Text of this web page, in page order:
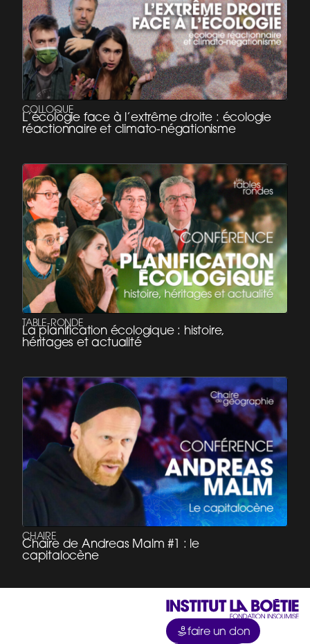
COLLOQUE
L’écologie face à l’extrême droite : écologie
réactionnaire et climato-négationisme
TABLE-RONDE
La planification écologique : histoire,
héritages et actualité
CHAIRE
Chaire de Andreas Malm #1 : le
capitalocène
faire un don